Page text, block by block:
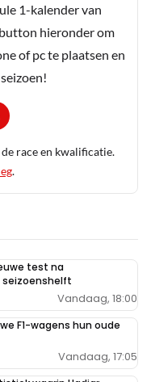
het verder nog niet
het klinkt niet
1-kalender van
hieronder om
of pc te plaatsen en
race en kwalificatie.
.
test na
Vandaag, 18:00
F1-wagens hun oude
Vandaag, 17:05